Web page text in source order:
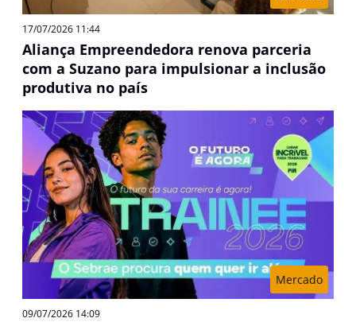
17/07/2026 11:44
Aliança Empreendedora renova parceria
com a Suzano para impulsionar a inclusão
produtiva no país
Mercado
09/07/2026 14:09